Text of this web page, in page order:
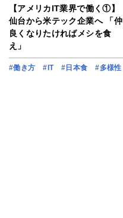
【アメリカIT業界で働く①】
仙台から米テック企業へ 「仲
良くなりたければメシを食
え」
#働き方 #IT #日本食 #多様性